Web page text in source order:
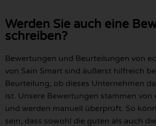
Werden Sie auch eine
schreiben?
Bewertungen und Beurteilungen von
von Sain Smart sind äußerst hilfreich
Beurteilung, ob dieses Unternehmen
ist. Unsere Bewertungen stammen von
und werden manuell überprüft. So
sein, dass sowohl die guten als auch